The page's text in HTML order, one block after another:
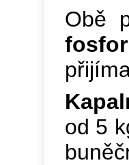
Obě
od 5